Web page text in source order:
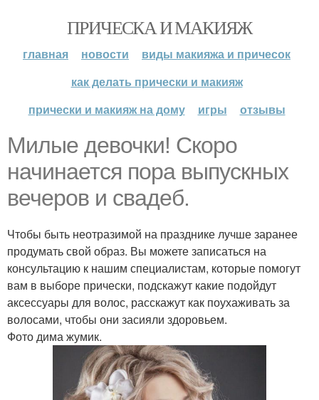
ПРИЧЕСКА И МАКИЯЖ
главная новости
виды макияжа и причесок
как делать прически и макияж
прически и макияж на дому
игры отзывы
Милые девочки! Скоро
начинается пора выпускных
вечеров и свадеб.
Чтобы быть неотразимой на празднике лучше заранее
продумать свой образ. Вы можете записаться на
консультацию к нашим специалистам, которые помогут
вам в выборе прически, подскажут какие подойдут
аксессуары для волос, расскажут как поухаживать за
волосами, чтобы они засияли здоровьем.
Фото дима жумик.